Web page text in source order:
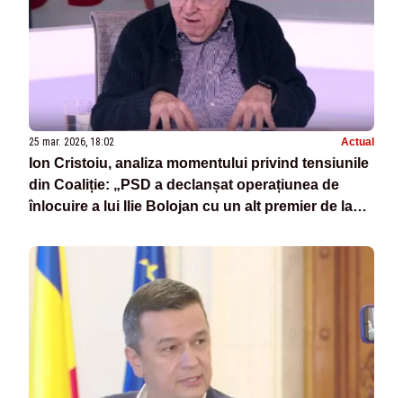
25 mar. 2026, 18:02 Actual
Ion Cristoiu, analiza momentului privind tensiunile
din Coaliție: „PSD a declanșat operațiunea de
înlocuire a lui Ilie Bolojan cu un alt premier de la
Dan”